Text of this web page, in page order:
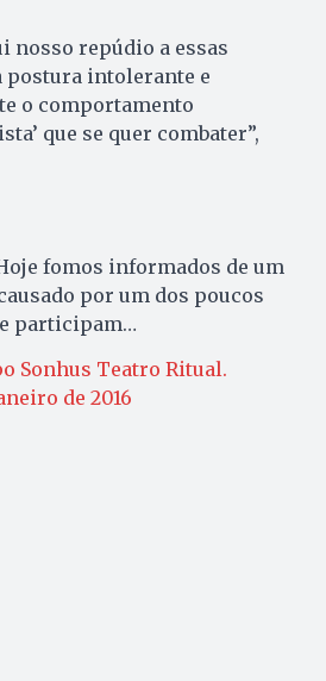
nosso repúdio a essas
postura intolerante e
o comportamento
que se quer combater”,
fomos informados de um
por um dos poucos
participam…
Sonhus Teatro Ritual.
de 2016